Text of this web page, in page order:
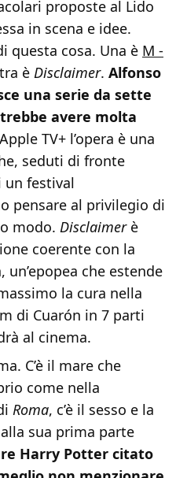
proposte al Lido
in scena e idee.
questa cosa. Una è M -
è Disclaimer. Alfonso
una serie da sette
avere molta
TV+ l’opera è una
seduti di fronte
un festival
pensare al privilegio di
modo. Disclaimerè
coerente con la
che estende
la cura nella
di Cuarón in 7 parti
al cinema.
C’è il mare che
come nella
Roma, c’è il sesso e la
sua prima parte
Harry Potter citato